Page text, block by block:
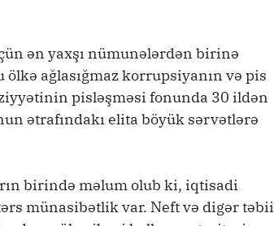
ən yaxşı nümunələrdən birinə
ağlasığmaz korrupsiyanın və pis
pisləşməsi fonunda 30 ildən
ətrafındakı elita böyük sərvətlərə
birində məlum olub ki, iqtisadi
münasibətlik var. Neft və digər təbii